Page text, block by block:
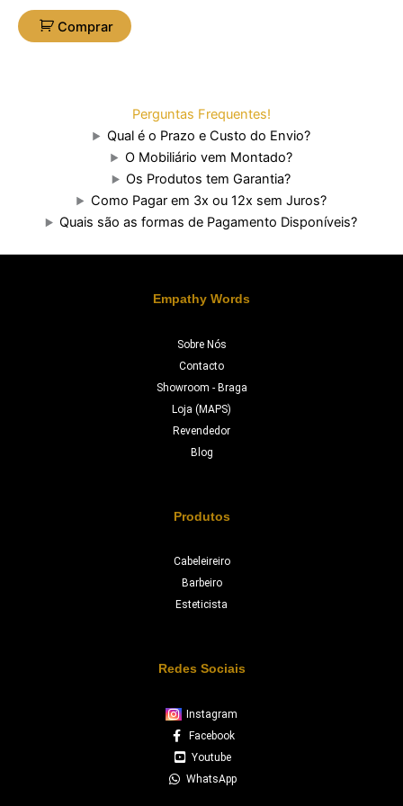
Comprar
Perguntas Frequentes!
Qual é o Prazo e Custo do Envio?
O Mobiliário vem Montado?
Os Produtos tem Garantia?
Como Pagar em 3x ou 12x sem Juros?
Quais são as formas de Pagamento Disponíveis?
Empathy Words
Sobre Nós
Contacto
Showroom - Braga
Loja (MAPS)
Revendedor
Blog
Produtos
Cabeleireiro
Barbeiro
Esteticista
Redes Sociais
Instagram
Facebook
Youtube
WhatsApp